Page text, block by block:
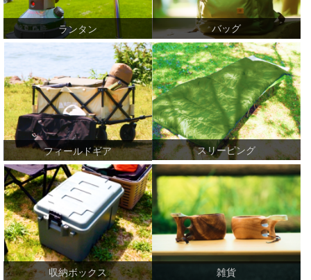
ランタン バッグ
フィールドギア スリーピング
収納ボックス 雑貨